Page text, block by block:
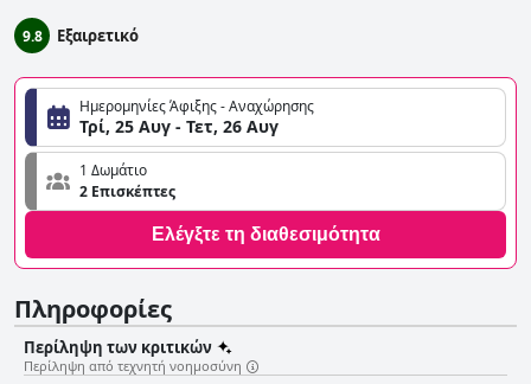
9.8 Εξαιρετικό
Ημερομηνίες Άφιξης - Αναχώρησης
Τρί, 25 Αυγ - Τετ, 26 Αυγ
1 Δωμάτιο
2 Επισκέπτες
Ελέγξτε τη διαθεσιμότητα
Πληροφορίες
Περίληψη των κριτικών
Περίληψη από τεχνητή νοημοσύνη